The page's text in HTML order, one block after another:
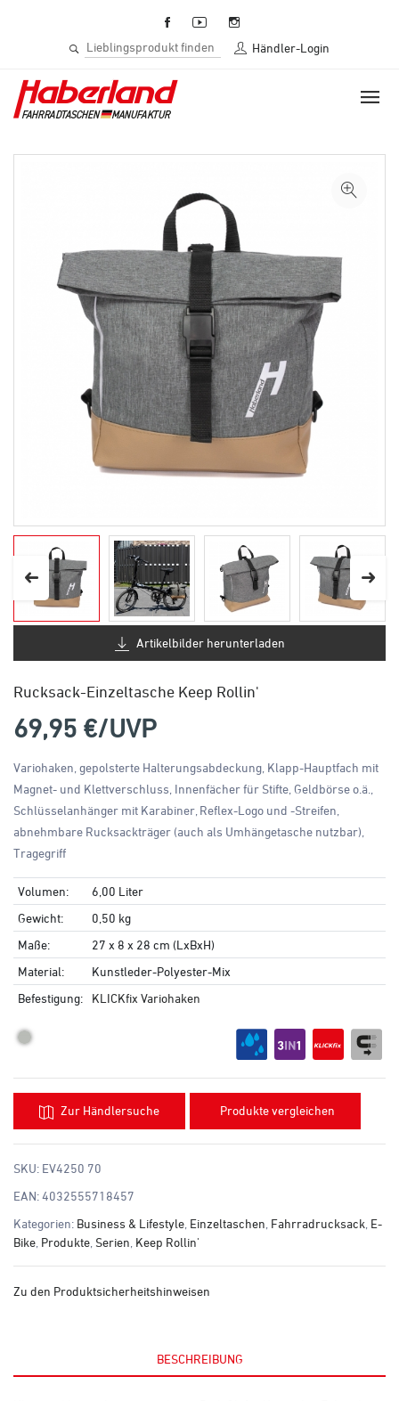
Händler-Login
Artikelbilder herunterladen
Rucksack-Einzeltasche Keep Rollin'
69,95 €/UVP
Variohaken, gepolsterte Halterungsabdeckung, Klapp-Hauptfach mit
Magnet- und Klettverschluss, Innenfächer für Stifte, Geldbörse o.ä.,
Schlüsselanhänger mit Karabiner, Reflex-Logo und -Streifen,
abnehmbare Rucksackträger (auch als Umhängetasche nutzbar),
Tragegriff
Volumen:
6,00 Liter
Gewicht:
0,50 kg
Maße:
27 x 8 x 28 cm (LxBxH)
Material:
Kunstleder-Polyester-Mix
Befestigung:
KLICKfix Variohaken
Zur Händlersuche Produkte vergleichen
SKU: EV4250 70
EAN:4032555718457
Kategorien: Business & Lifestyle Einzeltaschen Fahrradrucksack E-
Bike Produkte Serien Keep Rollin'
Zu den Produktsicherheitshinweisen
BESCHREIBUNG